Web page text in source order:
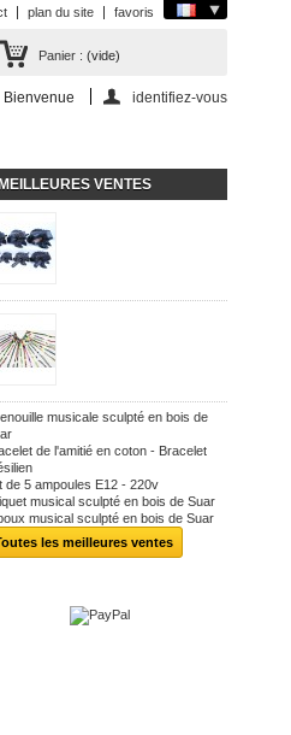
plan du site favoris
Panier : (vide)
Bienvenue identifiez-vous
MEILLEURES VENTES
musicale sculpté en bois de
de l'amitié en coton - Bracelet
de 5 ampoules E12 - 220v
musical sculpté en bois de Suar
musical sculpté en bois de Suar
les meilleures ventes